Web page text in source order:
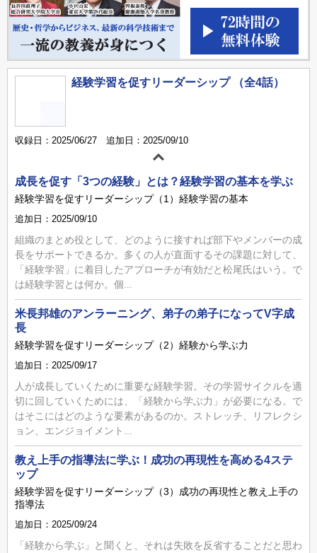
経験学習を促すリーダーシップ （全4話）
収録日：2025/06/27 追加日：2025/09/10
成長を促す「3つの経験」とは？経験学習の基本を学ぶ
経験学習を促すリーダーシップ（1）経験学習の基本
追加日：2025/09/10
組織のまとめ役として、どのように接すれば部下やメンバーの成
長をサポートできるか。多くの人が直面するその課題に対して、
「経験学習」に着目したアプローチが有効だと松尾氏はいう。で
は経験学習とは何か。個...
米長邦雄のアンラーニング、弟子の弟子になってV字成
長
経験学習を促すリーダーシップ（2）経験から学ぶ力
追加日：2025/09/17
人が成長していくために重要な経験学習。その学習サイクルを適
切に回していくためには、「経験から学ぶ力」が必要になる。で
はそこにはどのような要素があるのか。ストレッチ、リフレクシ
ョン、エンジョイメント...
教え上手の指導法に学ぶ！成功の再現性を高める4ステ
ップ
経験学習を促すリーダーシップ（3）成功の再現性と教え上手の
指導法
追加日：2025/09/24
「経験から学ぶ」と聞くと、それは失敗を反省することだと思わ